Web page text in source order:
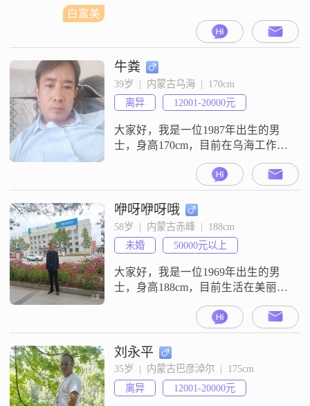
白富美
牛粪
39岁  |  内蒙古乌海  |  170cm
离异
12001-20000元
大家好，我是一位1987年出生的男
士，身高170cm，目前在乌海工作
##3002##我的月收入在12001到
20000元之间，拥有大学本科学历
##3002##我觉得自己是一个自信果
断的人，在面对生活中的各种挑战
时，能够迅速做出决策并付诸行动
##3002##同时，我有着强烈的责任
感，无论是对工作还是对家庭，都
会尽心尽力去
咿呀咿呀哦
58岁  |  内蒙古赤峰  |  188cm
未婚
50000元以上
大家好，我是一位1969年出生的男
士，身高188cm，目前生活在美丽的
赤峰##3002##我的月收入在5001到
8000元之间，虽然不是特别高，但
也能保证生活的稳定和舒适
##3002##我拥有中专学历，在这个
快速发展的社会中，可能显得有些
普通，但我相信，学历并不是衡量
一个人的唯一标准##3002##我性格
刘永平
35岁  |  内蒙古巴彦淖尔  |  175cm
离异
12001-20000元